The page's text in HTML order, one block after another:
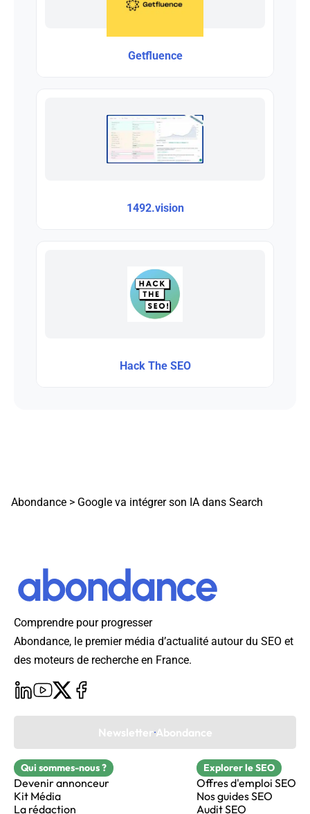
Getfluence
1492.vision
Hack The SEO
Abondance > Google va intégrer son IA dans Search
Comprendre pour progresser
Abondance, le premier média d’actualité autour du SEO et
des moteurs de recherche en France.
Newsletter Abondance
Qui sommes-nous ?
Devenir annonceur
Kit Média
La rédaction
Explorer le SEO
Offres d'emploi SEO
Nos guides SEO
Audit SEO